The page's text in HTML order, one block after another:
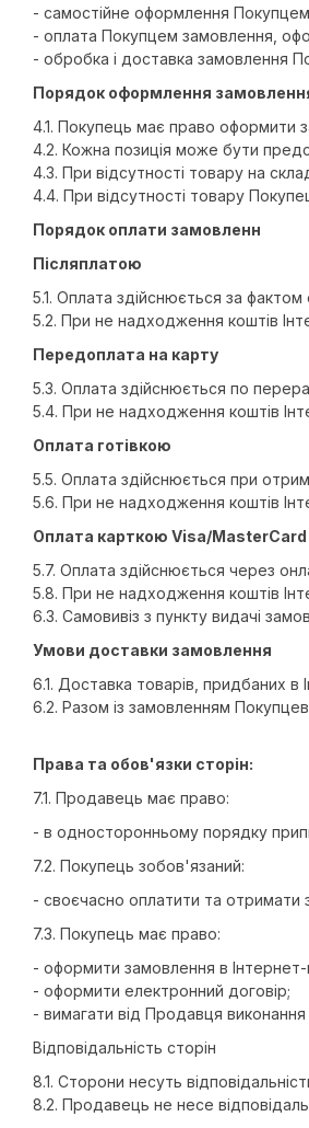
- самостійне оформлення
- оплата Покупцем замовлення,
- обробка і доставка замовлення
Порядок оформлення
4.1. Покупець має право оформити
4.2. Кожна позиція може бути
4.3. При відсутності товару на
4.4. При відсутності товару
Порядок оплати замовленн
Післяплатою
5.1. Оплата здійснюється за фактом
5.2. При не надходження коштів
Передоплата на карту
5.3. Оплата здійснюється по
5.4. При не надходження коштів
Оплата готівкою
5.5. Оплата здійснюється при
5.6. При не надходження коштів
Оплата карткою Visa/MasterCard
5.7. Оплата здійснюється через
5.8. При не надходження коштів
6.3. Самовивіз з пункту видачі
Умови доставки замовлення
6.1. Доставка товарів, придбаних в
6.2. Разом із замовленням
Права та обов'язки сторін:
7.1. Продавець має право:
- в односторонньому порядку
7.2. Покупець зобов'язаний:
- своєчасно оплатити та
7.3. Покупець має право:
- оформити замовлення в Інтернет-
- оформити електронний договір;
- вимагати від Продавця
Відповідальність сторін
8.1. Сторони несуть
8.2. Продавець не несе